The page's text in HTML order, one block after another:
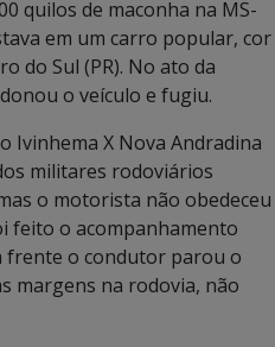
quilos de maconha na MS-
em um carro popular, cor
do Sul (PR). No ato da
o veículo e fugiu.
Ivinhema X Nova Andradina
militares rodoviários
o motorista não obedeceu
feito o acompanhamento
frente o condutor parou o
margens na rodovia, não